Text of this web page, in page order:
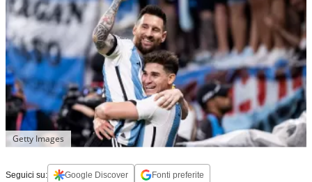
Getty Images
Seguici su: Google Discover Fonti preferite